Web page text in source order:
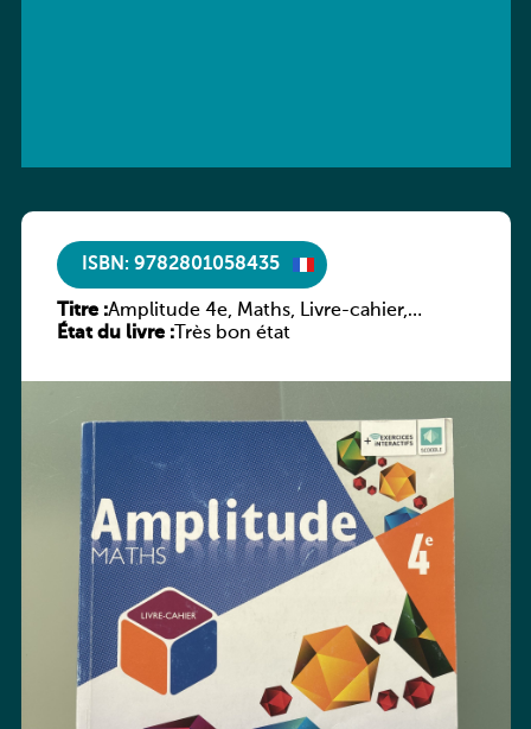
ISBN: 9782801058435
Titre :Amplitude 4e, Maths, Livre-cahier,
version luxembourgeoise
État du livre :Très bon état